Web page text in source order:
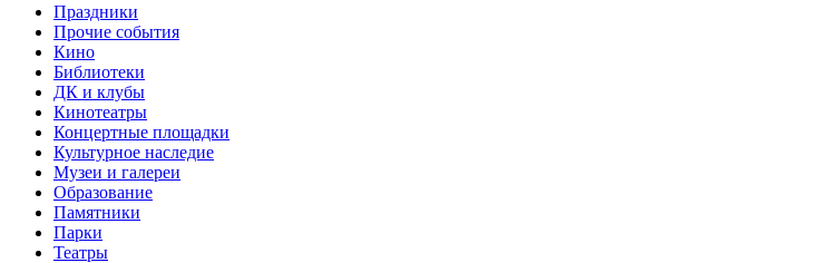
Праздники
Прочие события
Кино
Библиотеки
ДК и клубы
Кинотеатры
Концертные площадки
Культурное наследие
Музеи и галереи
Образование
Памятники
Парки
Театры